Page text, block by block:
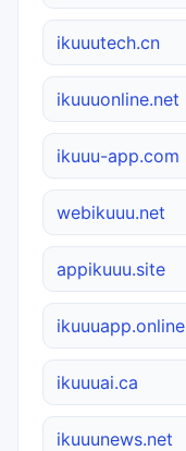
ikuuutech.cn
ikuuuonline.net
ikuuu-app.com
webikuuu.net
appikuuu.site
ikuuuapp.online
ikuuuai.ca
ikuuunews.net